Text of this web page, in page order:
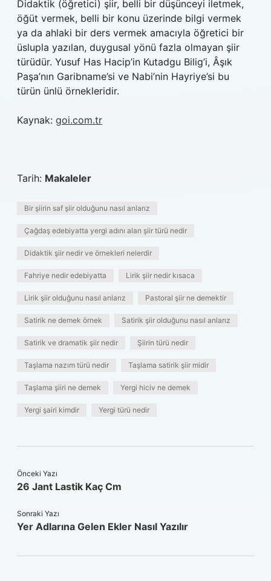
Didaktik (öğretici) şiir, belli bir düşünceyi iletmek,
öğüt vermek, belli bir konu üzerinde bilgi vermek
ya da ahlaki bir ders vermek amacıyla öğretici bir
üslupla yazılan, duygusal yönü fazla olmayan şiir
türüdür. Yusuf Has Hacip’in Kutadgu Bilig’i, Âşık
Paşa’nın Garibname’si ve Nabi’nin Hayriye’si bu
türün ünlü örnekleridir.
Kaynak: goi.com.tr
Tarih: Makaleler
Bir şiirin saf şiir olduğunu nasıl anlarız
Çağdaş edebiyatta yergi adını alan şiir türü nedir
Didaktik şiir nedir ve örnekleri nelerdir
Fahriye nedir edebiyatta Lirik şiir nedir kısaca
Lirik şiir olduğunu nasıl anlarız Pastoral şiir ne demektir
Satirik ne demek örnek Satirik şiir olduğunu nasıl anlarız
Satirik ve dramatik şiir nedir Şiirin türü nedir
Taşlama nazım türü nedir Taşlama satirik şiir midir
Taşlama şiiri ne demek Yergi hiciv ne demek
Yergi şairi kimdir Yergi türü nedir
Önceki Yazı
26 Jant Lastik Kaç Cm
Sonraki Yazı
Yer Adlarına Gelen Ekler Nasıl Yazılır